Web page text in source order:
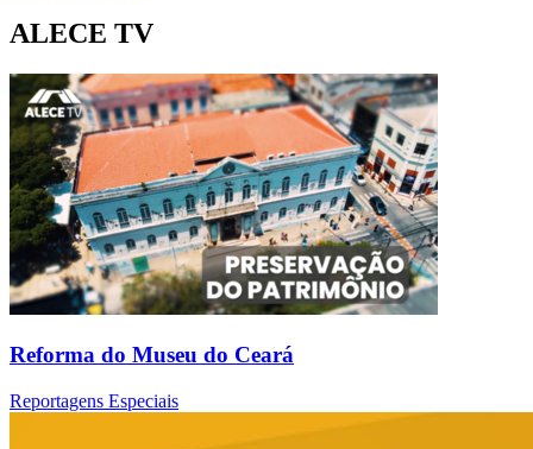
ALECE TV
Reforma do Museu do Ceará
Reportagens Especiais